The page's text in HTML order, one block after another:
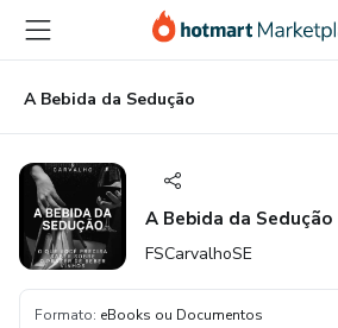
para
conteúdo
principal
para
pagamento
para
rodapé
A Bebida da Sedução
A Bebida da Sedução
FSCarvalhoSE
Formato: eBooks ou Documentos